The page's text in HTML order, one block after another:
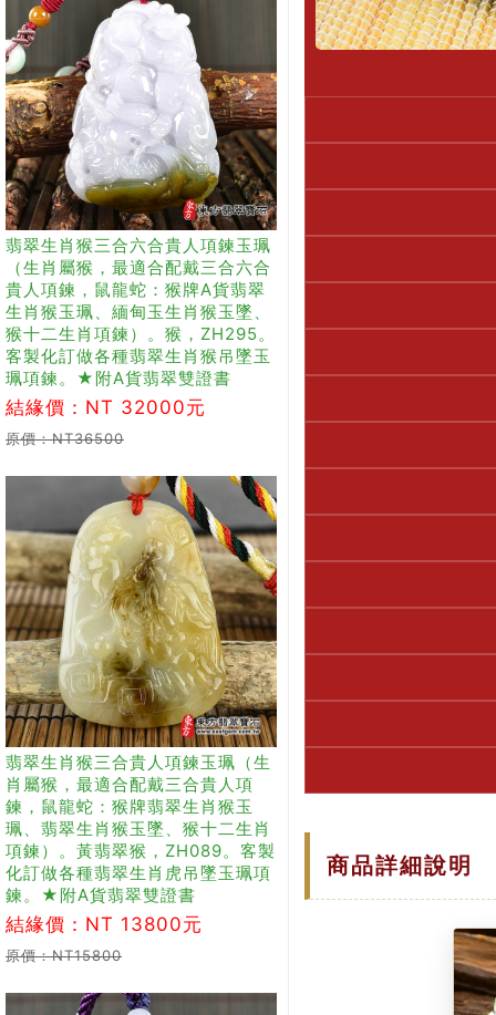
翡翠生肖猴三合六合貴人項鍊玉珮
（生肖屬猴，最適合配戴三合六合
貴人項鍊，鼠龍蛇：猴牌A貨翡翠
生肖猴玉珮、緬甸玉生肖猴玉墜、
猴十二生肖項鍊）。猴，ZH295。
客製化訂做各種翡翠生肖猴吊墜玉
珮項鍊。★附A貨翡翠雙證書
結緣價：NT 32000元
原價：NT36500
翡翠生肖猴三合貴人項鍊玉珮（生
肖屬猴，最適合配戴三合貴人項
鍊，鼠龍蛇：猴牌翡翠生肖猴玉
珮、翡翠生肖猴玉墜、猴十二生肖
項鍊）。黃翡翠猴，ZH089。客製
化訂做各種翡翠生肖虎吊墜玉珮項
鍊。★附A貨翡翠雙證書
結緣價：NT 13800元
原價：NT15800
商品詳細說明